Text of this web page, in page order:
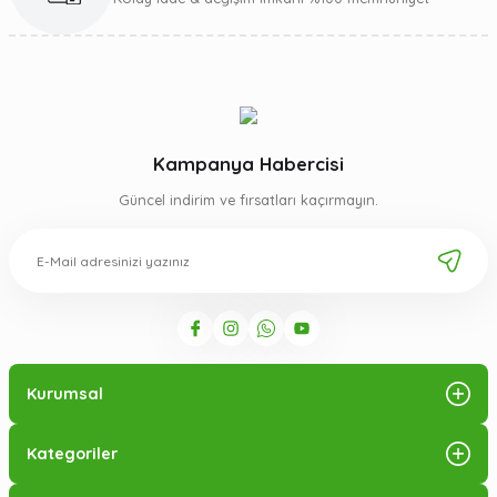
Kampanya Habercisi
Güncel indirim ve fırsatları kaçırmayın.
Kurumsal
Kategoriler